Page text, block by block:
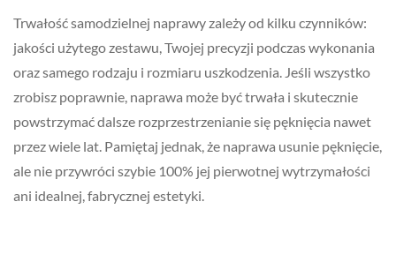
Trwałość samodzielnej naprawy zależy od kilku czynników:
jakości użytego zestawu, Twojej precyzji podczas wykonania
oraz samego rodzaju i rozmiaru uszkodzenia. Jeśli wszystko
zrobisz poprawnie, naprawa może być trwała i skutecznie
powstrzymać dalsze rozprzestrzenianie się pęknięcia nawet
przez wiele lat. Pamiętaj jednak, że naprawa usunie pęknięcie,
ale nie przywróci szybie 100% jej pierwotnej wytrzymałości
ani idealnej, fabrycznej estetyki.